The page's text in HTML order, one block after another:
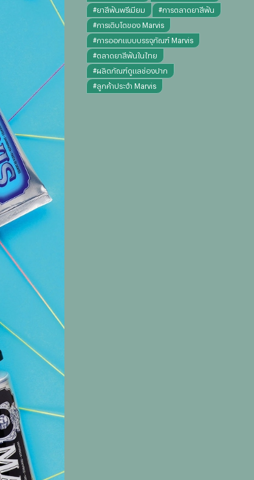
#ยาสีฟันพรีเมียม #การตลาดยาสีฟัน
#การเติบโตของ Marvis
#การออกแบบบรรจุภัณฑ์ Marvis
#ตลาดยาสีฟันในไทย
#ผลิตภัณฑ์ดูแลช่องปาก
#ลูกค้าประจำ Marvis